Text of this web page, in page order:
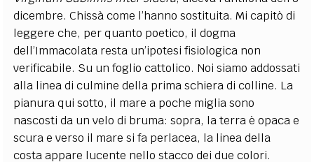
dicembre. Chissà come l’hanno sostituita. Mi capitò di
leggere che, per quanto poetico, il dogma
dell’Immacolata resta un’ipotesi fisiologica non
verificabile. Su un foglio cattolico. Noi siamo addossati
alla linea di culmine della prima schiera di colline. La
pianura qui sotto, il mare a poche miglia sono
nascosti da un velo di bruma: sopra, la terra è opaca e
scura e verso il mare si fa perlacea, la linea della
costa appare lucente nello stacco dei due colori.